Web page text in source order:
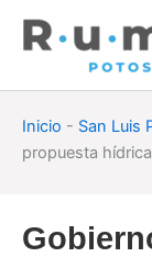
Inicio - San Luis
propuesta